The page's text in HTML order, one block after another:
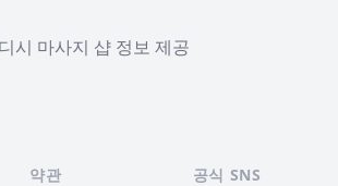
시 마사지 샵 정보 제공
약관 공식 SNS